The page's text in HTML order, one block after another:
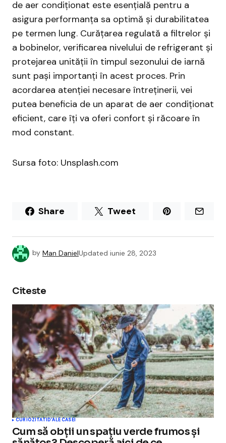
de aer condiționat este esențială pentru a
asigura performanța sa optimă și durabilitatea
pe termen lung. Curățarea regulată a filtrelor și
a bobinelor, verificarea nivelului de refrigerant și
protejarea unității în timpul sezonului de iarnă
sunt pași importanți în acest proces. Prin
acordarea atenției necesare întreținerii, vei
putea beneficia de un aparat de aer condiționat
eficient, care îți va oferi confort și răcoare în
mod constant.
Sursa foto: Unsplash.com
Share Tweet
by Man DanielUpdated iunie 28, 2023
Citeste
CURIOZITATID'ALE CASEI
Cum să obții un spațiu verde frumos și